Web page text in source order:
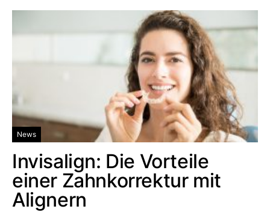
News
Invisalign: Die Vorteile
einer Zahnkorrektur mit
Alignern